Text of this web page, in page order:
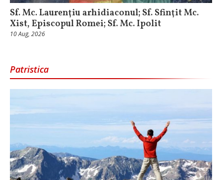
Sf. Mc. Laurenţiu arhidiaconul; Sf. Sfinţit Mc.
Xist, Episcopul Romei; Sf. Mc. Ipolit
10 Aug, 2026
Patristica